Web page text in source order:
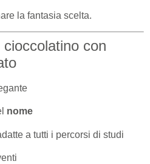
la fantasia scelta.
con
nome
a tutti i percorsi di studi